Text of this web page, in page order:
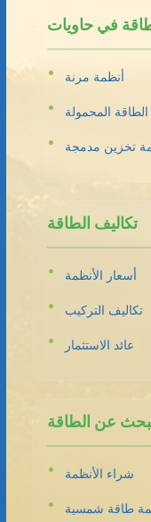
في حاويات
أنظمة مرنة
المحمولة
تخزين مدمجة
تكاليف الطاقة
أسعار الأنظمة
تكاليف التركيب
عائد الاستثمار
عن الطاقة
شراء الأنظمة
طاقة شمسية